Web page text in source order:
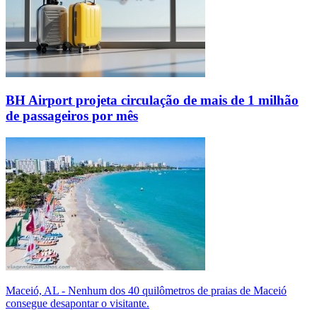
BH Airport projeta circulação de mais de 1 milhão
de passageiros por mês
Maceió, AL - Nenhum dos 40 quilômetros de praias de Maceió
consegue desapontar o visitante.